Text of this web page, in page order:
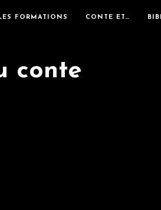
FORMATIONS CONTE ET…
conte